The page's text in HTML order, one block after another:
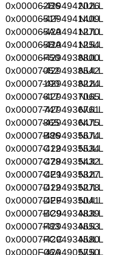
0x000062B6-4294942026
NULL
0x0000651F-4294941409
NULL
0x000065AA-4294941270
NULL
0x000065BA-4294941254
NULL
0x00006F50-4294938800
NULL
0x00007052-4294938542
NULL
0x00007190-4294938224
NULL
0x00007617-4294937065
NULL
0x00007747-4294936761
NULL
0x00007865-4294936475
NULL
0x00007B86-4294935674
NULL
0x00007C12-4294935534
NULL
0x00007C78-4294935432
NULL
0x00007CE1-4294935327
NULL
0x00007D12-4294935278
NULL
0x00007DFF-4294935041
NULL
0x00007EC9-4294934839
NULL
0x00007F83-4294934653
NULL
0x00007FCC-4294934580
NULL
0x0000F06A-4294905750
NULL